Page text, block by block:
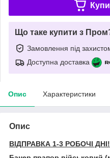
Що таке купити з
Замовлення під
Доступна доставка
Опис Характеристики
Опис
ВІДПРАВКА 1-3 РОБОЧІ ДНІ!